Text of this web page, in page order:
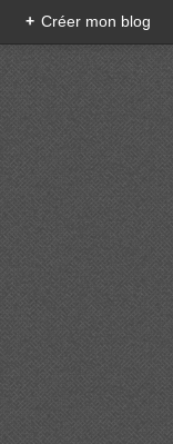
+ Créer mon blog